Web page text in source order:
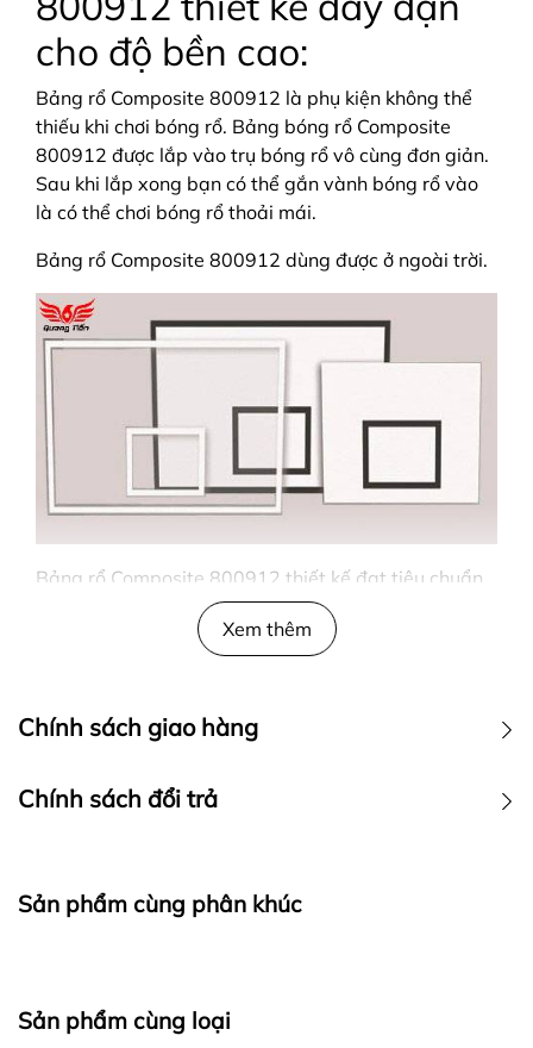
cho độ bền cao:
Bảng rổ Composite 800912 là phụ kiện không thể
thiếu khi chơi bóng rổ. Bảng bóng rổ Composite
800912 được lắp vào trụ bóng rổ vô cùng đơn giản.
Sau khi lắp xong bạn có thể gắn vành bóng rổ vào
là có thể chơi bóng rổ thoải mái.
Bảng rổ Composite 800912 dùng được ở ngoài trời.
Bảng rổ Composite 800912 thiết kế đạt tiêu chuẩn
Bảng rổ Composite 800912 được làm bằng nhựa
1.200mm x 900mm, được bán rời giúp người dùng
- Địa chỉ : số 11 ngõ 279 ngách 279/39 đường
Hoàng Mai,quận Hoàng Mai,Hà Nội ( nếu có
- Điện thoại :
0986.728.135 ; 0988.52.93.93
- Email : sieuthitienichgiare@gmail.com
Xem thêm
Chính sách giao hàng
Chính sách đổi trả
Sản phẩm cùng phân khúc
Sản phẩm cùng loại